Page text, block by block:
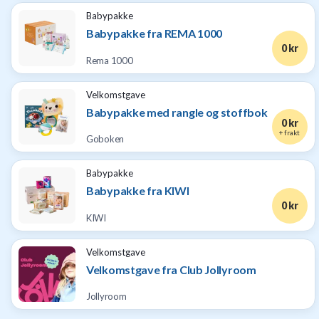
Babypakke
Babypakke fra REMA 1000
Rema 1000
0 kr
Velkomstgave
Babypakke med rangle og stoffbok
Goboken
0 kr
+ frakt
Babypakke
Babypakke fra KIWI
KIWI
0 kr
Velkomstgave
Velkomstgave fra Club Jollyroom
Jollyroom